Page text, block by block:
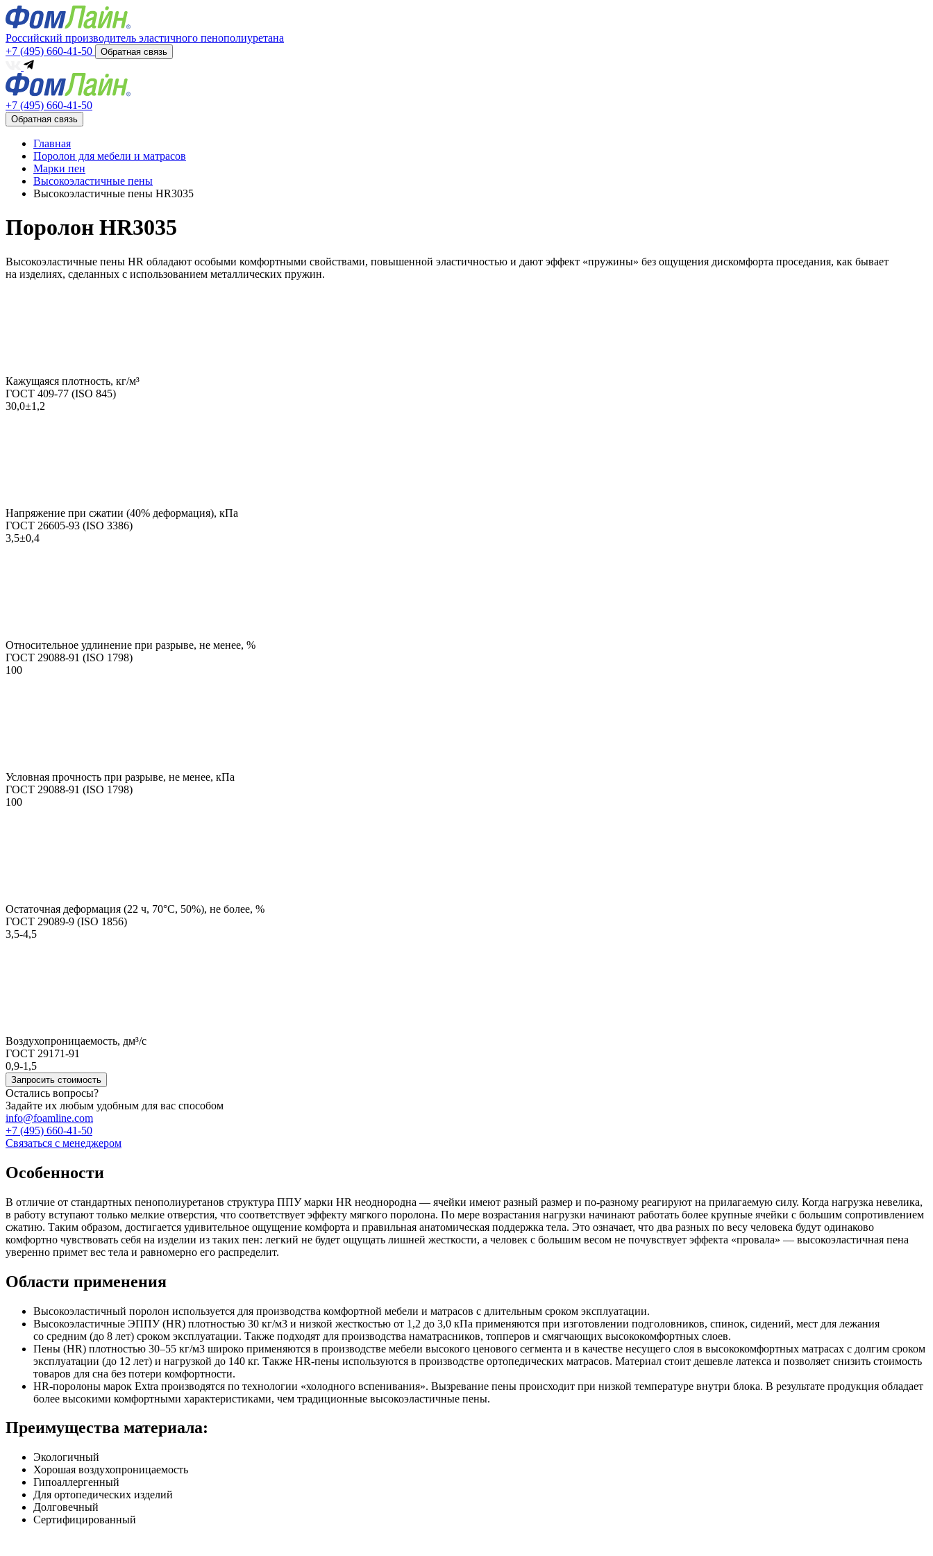
Российский производитель эластичного пенополиуретана
+7 (495) 660-41-50
Обратная связь
+7 (495) 660-41-50
Обратная связь
Главная
Поролон для мебели и матрасов
Марки пен
Высокоэластичные пены
Высокоэластичные пены HR3035
Поролон HR3035
Высокоэластичные пены HR обладают особыми комфортными свойствами, повышенной эластичностью и дают эффект «пружины» без ощущения дискомфорта проседания, как бывает
на изделиях, сделанных с использованием металлических пружин.
Кажущаяся плотность, кг/м³
ГОСТ 409-77 (ISO 845)
30,0±1,2
Напряжение при сжатии (40% деформация), кПа
ГОСТ 26605-93 (ISO 3386)
3,5±0,4
Относительное удлинение при разрыве, не менее, %
ГОСТ 29088-91 (ISO 1798)
100
Условная прочность при разрыве, не менее, кПа
ГОСТ 29088-91 (ISO 1798)
100
Остаточная деформация (22 ч, 70°С, 50%), не более, %
ГОСТ 29089-9 (ISO 1856)
3,5-4,5
Воздухопроницаемость, дм³/с
ГОСТ 29171-91
0,9-1,5
Запросить стоимость
Остались вопросы?
Задайте их любым удобным для вас способом
info@foamline.com
+7 (495) 660-41-50
Связаться с менеджером
Особенности
В отличие от стандартных пенополиуретанов структура ППУ марки HR неоднородна — ячейки имеют разный размер и по-разному реагируют на прилагаемую силу. Когда нагрузка невелика,
в работу вступают только мелкие отверстия, что соответствует эффекту мягкого поролона. По мере возрастания нагрузки начинают работать более крупные ячейки с большим сопротивлением
сжатию. Таким образом, достигается удивительное ощущение комфорта и правильная анатомическая поддержка тела. Это означает, что два разных по весу человека будут одинаково
комфортно чувствовать себя на изделии из таких пен: легкий не будет ощущать лишней жесткости, а человек с большим весом не почувствует эффекта «провала» — высокоэластичная пена
уверенно примет вес тела и равномерно его распределит.
Области применения
Высокоэластичный поролон используется для производства комфортной мебели и матрасов с длительным сроком эксплуатации.
Высокоэластичные ЭППУ (HR) плотностью 30 кг/м3 и низкой жесткостью от 1,2 до 3,0 кПа применяются при изготовлении подголовников, спинок, сидений, мест для лежания
со средним (до 8 лет) сроком эксплуатации. Также подходят для производства наматрасников, топперов и смягчающих высококомфортных слоев.
Пены (HR) плотностью 30–55 кг/м3 широко применяются в производстве мебели высокого ценового сегмента и в качестве несущего слоя в высококомфортных матрасах с долгим сроком
эксплуатации (до 12 лет) и нагрузкой до 140 кг. Также HR-пены используются в производстве ортопедических матрасов. Материал стоит дешевле латекса и позволяет снизить стоимость
товаров для сна без потери комфортности.
НR-поролоны марок Extra производятся по технологии «холодного вспенивания». Вызревание пены происходит при низкой температуре внутри блока. В результате продукция обладает
более высокими комфортными характеристиками, чем традиционные высокоэластичные пены.
Преимущества материала:
Экологичный
Хорошая воздухопроницаемость
Гипоаллергенный
Для ортопедических изделий
Долговечный
Сертифицированный